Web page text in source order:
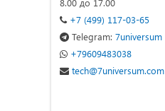
8.00 до 17.00
+7 (499) 117-03-65
Telegram: 7universum
+79609483038
tech@7universum.com